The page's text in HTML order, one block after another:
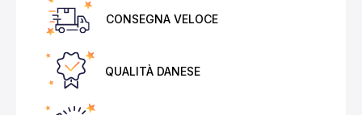
CONSEGNA VELOCE
QUALITÀ DANESE